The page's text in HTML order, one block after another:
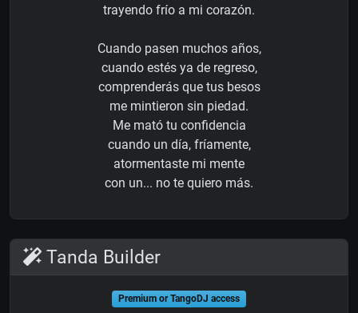
trayendo frío a mi corazón.
Cuando pasen muchos años,
cuando estés ya de regreso,
comprenderás que tus besos
me mintieron sin piedad.
Me mató tu confidencia
cuando un día, fríamente,
atormentaste mi mente
con un... no te quiero más.
Tanda Builder
Premium or TangoDJ access